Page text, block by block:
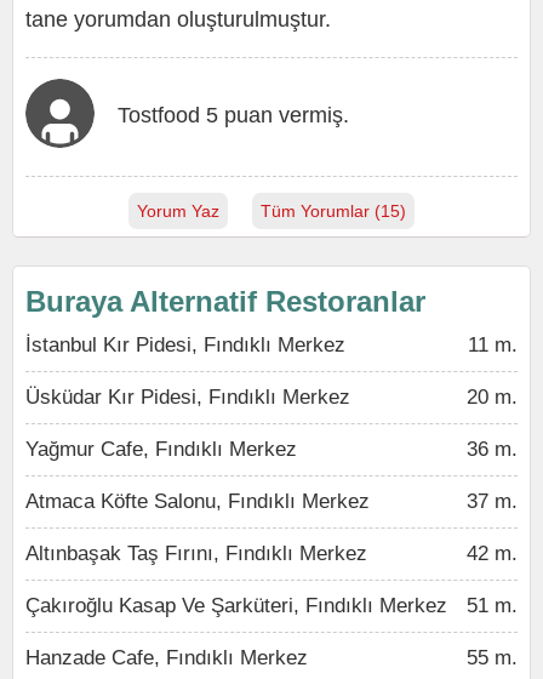
tane yorumdan oluşturulmuştur.
Tostfood 5 puan vermiş.
Yorum Yaz Tüm Yorumlar (15)
Buraya Alternatif Restoranlar
İstanbul Kır Pidesi, Fındıklı Merkez 11 m.
Üsküdar Kır Pidesi, Fındıklı Merkez 20 m.
Yağmur Cafe, Fındıklı Merkez 36 m.
Atmaca Köfte Salonu, Fındıklı Merkez 37 m.
Altınbaşak Taş Fırını, Fındıklı Merkez 42 m.
Çakıroğlu Kasap Ve Şarküteri, Fındıklı Merkez 51 m.
Hanzade Cafe, Fındıklı Merkez 55 m.